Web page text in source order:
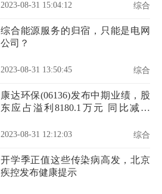
2023-08-31 15:04:12 综合
综合能源服务的归宿，只能是电网
公司？
2023-08-31 13:50:45 综合
康达环保(06136)发布中期业绩，股
东应占溢利8180.1万元 同比减少
2023-08-31 12:12:03 综合
开学季正值这些传染病高发，北京
疾控发布健康提示